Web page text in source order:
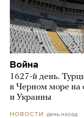
Война
1627-й день.
в Черном море на
и Украины
НОВОСТИ день назад